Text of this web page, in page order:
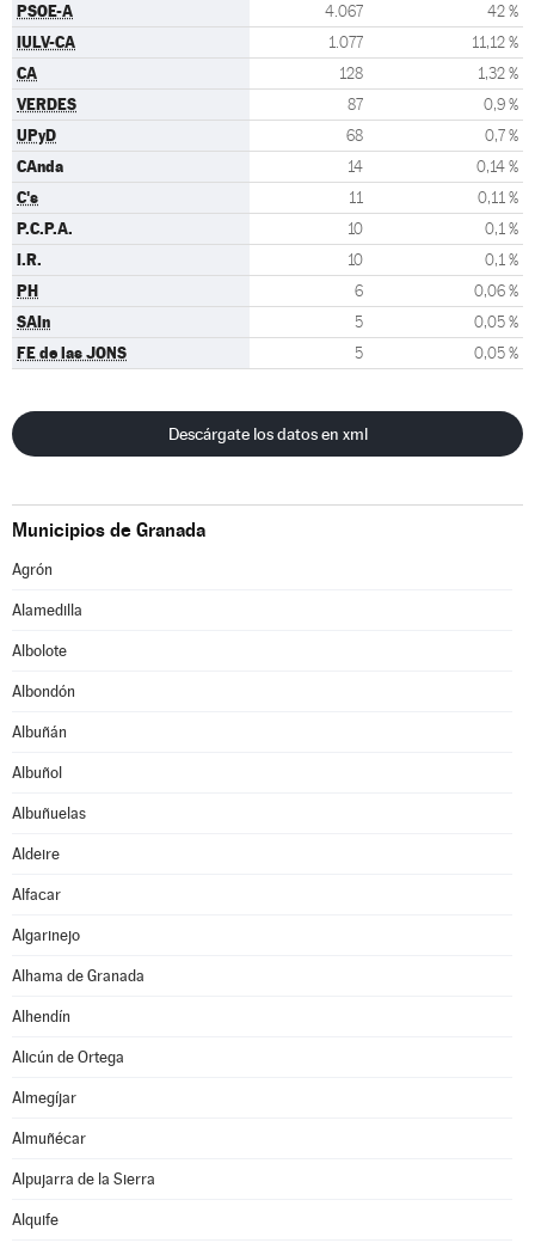
PSOE-A 4.067 42 %
IULV-CA 1.077 11,12 %
CA 128 1,32 %
VERDES 87 0,9 %
UPyD 68 0,7 %
CAnda 14 0,14 %
C's 11 0,11 %
P.C.P.A. 10 0,1 %
I.R. 10 0,1 %
PH 6 0,06 %
SAIn 5 0,05 %
FE de las JONS 5 0,05 %
Descárgate los datos en xml
Municipios de Granada
Agrón
Alamedilla
Albolote
Albondón
Albuñán
Albuñol
Albuñuelas
Aldeire
Alfacar
Algarinejo
Alhama de Granada
Alhendín
Alicún de Ortega
Almegíjar
Almuñécar
Alpujarra de la Sierra
Alquife